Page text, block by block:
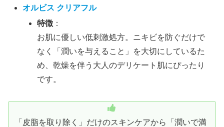
オルビス クリアフル
特徴 ：
お肌に優しい低刺激処方。ニキビを防ぐだけで
なく「潤いを与えること」を大切にしているた
め、乾燥を伴う大人のデリケート肌にぴったり
です。
「皮脂を取り除く」だけのスキンケアから「潤いで満